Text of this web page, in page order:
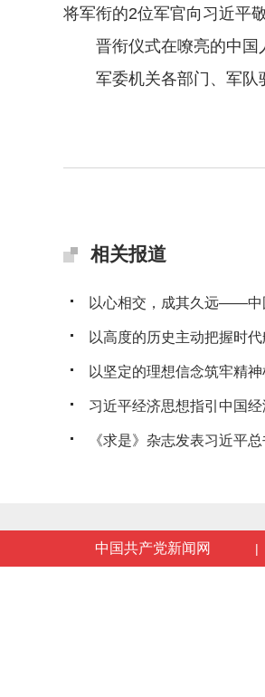
将军衔的2位军官向习近平
晋衔仪式在嘹亮的中国人
军委机关各部门、军队
相关报道
以心相交，成其久远——中
以高度的历史主动把握时
以坚定的理想信念筑牢精
习近平经济思想指引中国
《求是》杂志发表习近平
中国共产党新闻网 |